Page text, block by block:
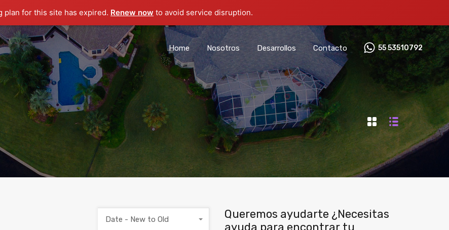
plan for this site has expired. Renew now to avoid service disruption.
Home Nosotros Desarrollos Contacto 55 53510792‬
Date - New to Old
Queremos ayudarte ¿Necesitas
ayuda para encontrar tu